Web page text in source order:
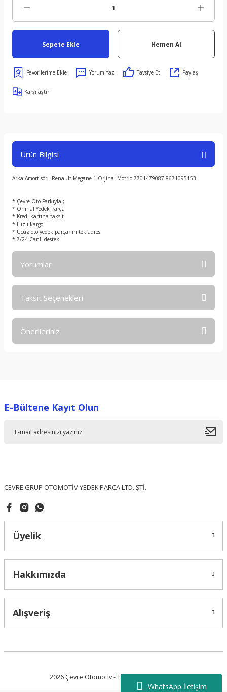
WhatsApp İletişim
Sepete Ekle Hemen Al
Yorum Yaz Tavsiye Et Paylaş
Karşılaştır
Ürün Bilgisi
Arka Amortisör - Renault Megane 1 Orjinal Motrio 7701479087 8671095153
* Çevre Oto Farkıyla ;
* Orjinal Yedek Parça
* Kredi kartına taksit
* Hızlı kargo
* Ucuz oto yedek parçanın tek adresi
* 7/24 Canlı destek
Yorumlar
Taksit Seçenekleri
Önerileriniz
Ürün resmi kalitesiz, bozuk veya görüntülenemiyor.
E-Bültene Kayıt Olun
ÇEVRE GRUP OTOMOTİV YEDEK PARÇA LTD. ŞTİ.
Üyelik
Hakkımızda
Alışveriş
2026 Çevre Otomotiv - Tüm Hakları Saklıdır.